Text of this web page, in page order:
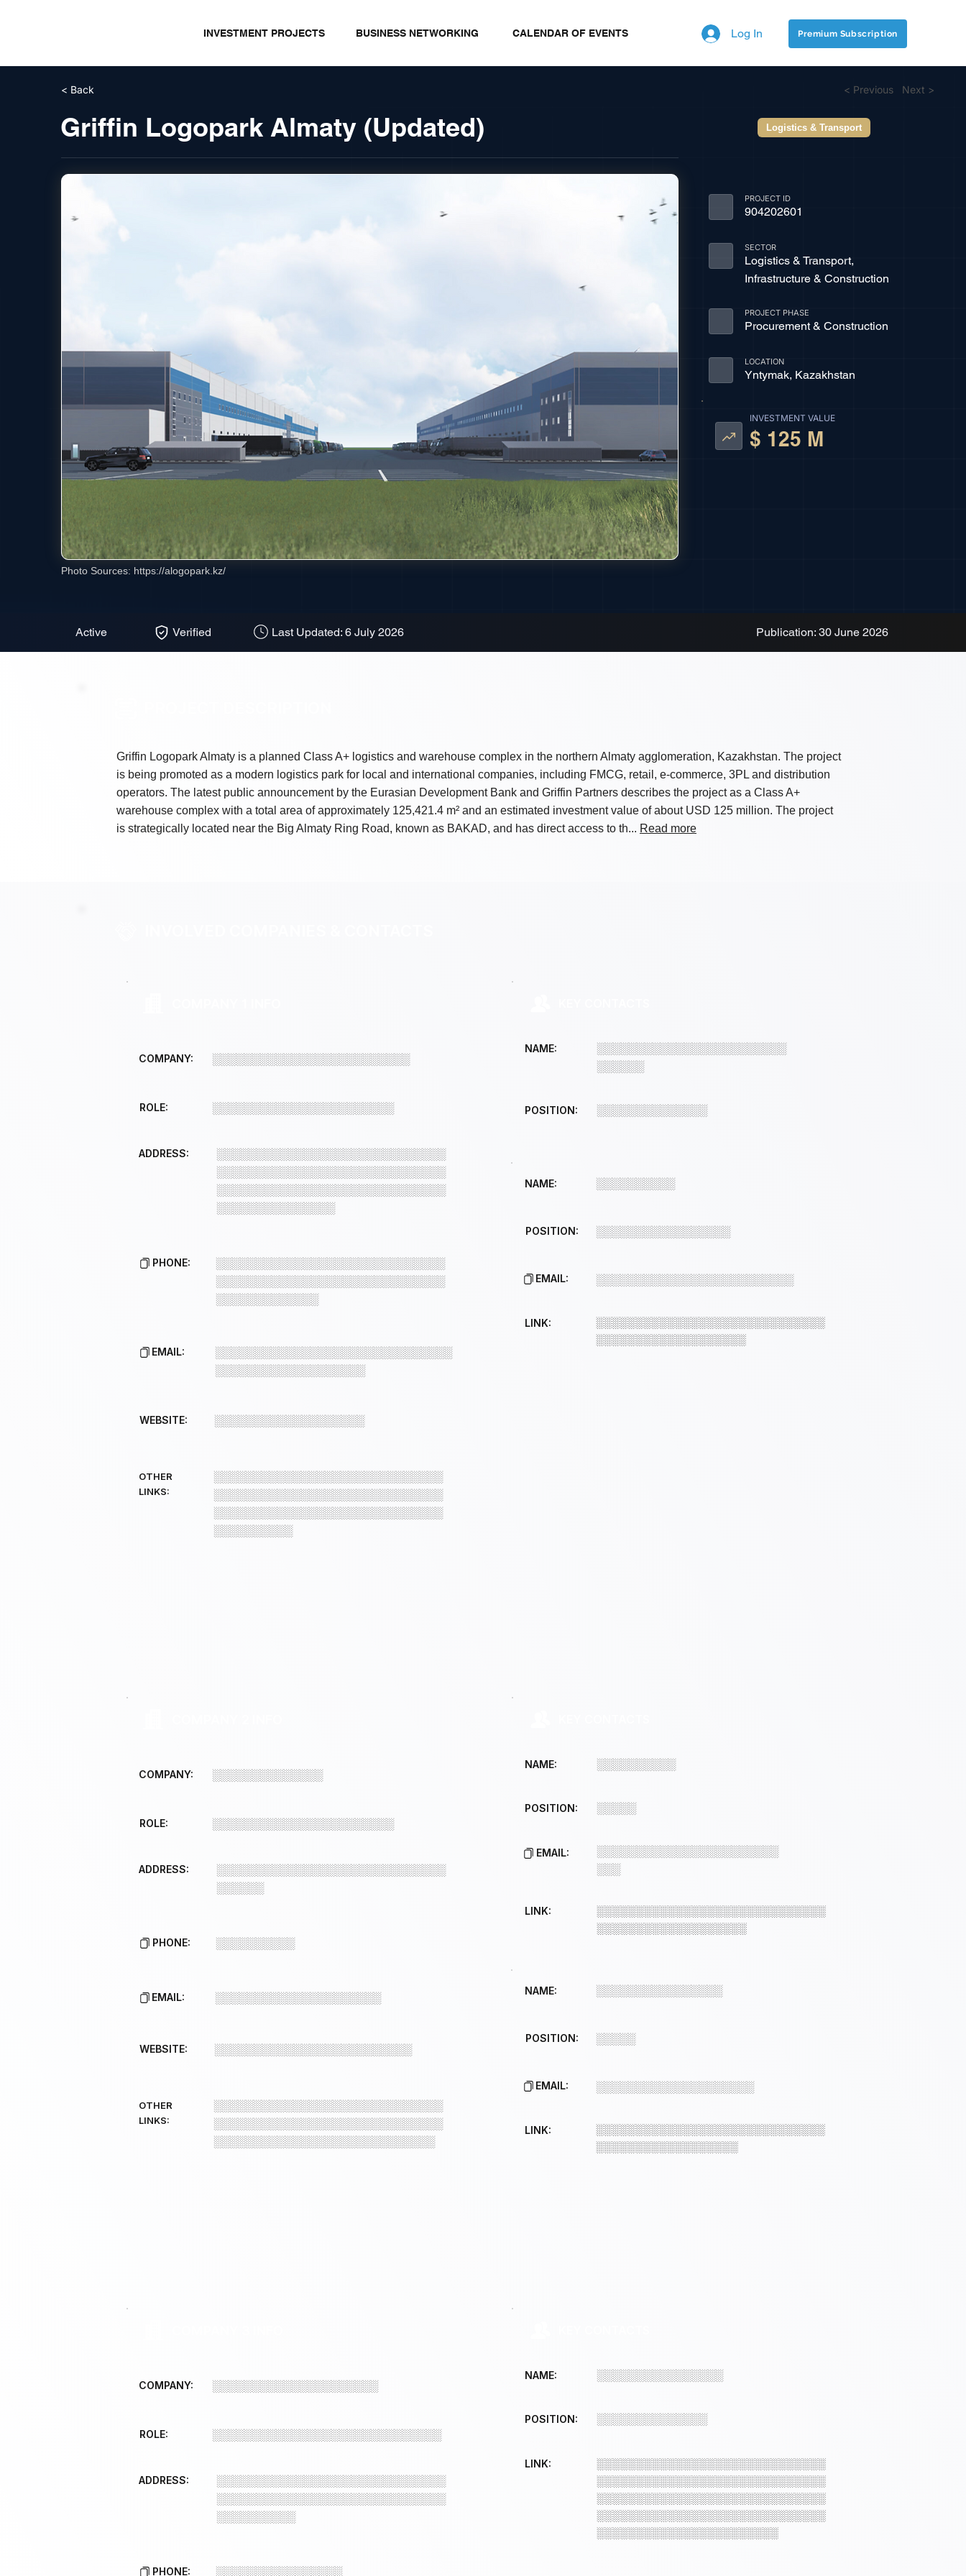
INVESTMENT PROJECTS BUSINESS NETWORKING CALENDAR OF EVENTS Log In Premium Subscription
< Back
Griffin Logopark Almaty (Updated)
< Previous Next >
Logistics & Transport
Photo Sources: https://alogopark.kz/
PROJECT ID
904202601
SECTOR
Logistics & Transport,
Infrastructure & Construction
PROJECT PHASE
Procurement & Construction
LOCATION
Yntymak, Kazakhstan
INVESTMENT VALUE
$ 125 M
Active Verified Last Updated: 6 July 2026 Publication: 30 June 2026
Griffin Logopark Almaty is a planned Class A+ logistics and warehouse complex in the northern Almaty agglomeration, Kazakhstan. The project
is being promoted as a modern logistics park for local and international companies, including FMCG, retail, e-commerce, 3PL and distribution
operators. The latest public announcement by the Eurasian Development Bank and Griffin Partners describes the project as a Class A+
warehouse complex with a total area of approximately 125,421.4 m² and an estimated investment value of about USD 125 million. The project
is strategically located near the Big Almaty Ring Road, known as BAKAD, and has direct access to th... Read more
COMPANY: ░░░░░░░░░░░░░░░░░░░░░░░░░
ROLE: ░░░░░░░░░░░░░░░░░░░░░░░
ADDRESS:
░░░░░░░░░░░░░░░░░░░░░░░░░░░░░
░░░░░░░░░░░░░░░░░░░░░░░░░░░░░
░░░░░░░░░░░░░░░░░░░░░░░░░░░░░
░░░░░░░░░░░░░░░
PHONE:
░░░░░░░░░░░░░░░░░░░░░░░░░░░░░
░░░░░░░░░░░░░░░░░░░░░░░░░░░░░
░░░░░░░░░░░░░
EMAIL:
░░░░░░░░░░░░░░░░░░░░░░░░░░░░░░
░░░░░░░░░░░░░░░░░░░
WEBSITE: ░░░░░░░░░░░░░░░░░░░
OTHER
LINKS:
░░░░░░░░░░░░░░░░░░░░░░░░░░░░░
░░░░░░░░░░░░░░░░░░░░░░░░░░░░░
░░░░░░░░░░░░░░░░░░░░░░░░░░░░░
░░░░░░░░░░
NAME:
░░░░░░░░░░░░░░░░░░░░░░░░
░░░░░░
POSITION: ░░░░░░░░░░░░░░
NAME: ░░░░░░░░░░
POSITION: ░░░░░░░░░░░░░░░░░
EMAIL: ░░░░░░░░░░░░░░░░░░░░░░░░░
LINK:
░░░░░░░░░░░░░░░░░░░░░░░░░░░░░
░░░░░░░░░░░░░░░░░░░
COMPANY: ░░░░░░░░░░░░░░
ROLE: ░░░░░░░░░░░░░░░░░░░░░░░
ADDRESS:
░░░░░░░░░░░░░░░░░░░░░░░░░░░░░
░░░░░░
PHONE: ░░░░░░░░░░
EMAIL: ░░░░░░░░░░░░░░░░░░░░░
WEBSITE: ░░░░░░░░░░░░░░░░░░░░░░░░░
OTHER
LINKS:
░░░░░░░░░░░░░░░░░░░░░░░░░░░░░
░░░░░░░░░░░░░░░░░░░░░░░░░░░░░
░░░░░░░░░░░░░░░░░░░░░░░░░░░░
NAME: ░░░░░░░░░░
POSITION: ░░░░░
EMAIL:
░░░░░░░░░░░░░░░░░░░░░░░
░░░
LINK:
░░░░░░░░░░░░░░░░░░░░░░░░░░░░░
░░░░░░░░░░░░░░░░░░░
NAME: ░░░░░░░░░░░░░░░░
POSITION: ░░░░░
EMAIL: ░░░░░░░░░░░░░░░░░░░░
LINK:
░░░░░░░░░░░░░░░░░░░░░░░░░░░░░
░░░░░░░░░░░░░░░░░░
COMPANY: ░░░░░░░░░░░░░░░░░░░░░
ROLE: ░░░░░░░░░░░░░░░░░░░░░░░░░░░░░
ADDRESS:
░░░░░░░░░░░░░░░░░░░░░░░░░░░░░
░░░░░░░░░░░░░░░░░░░░░░░░░░░░░
░░░░░░░░░░
PHONE: ░░░░░░░░░░░░░░░░
NAME: ░░░░░░░░░░░░░░░░
POSITION: ░░░░░░░░░░░░░░
LINK:
░░░░░░░░░░░░░░░░░░░░░░░░░░░░░
░░░░░░░░░░░░░░░░░░░░░░░░░░░░░
░░░░░░░░░░░░░░░░░░░░░░░░░░░░░
░░░░░░░░░░░░░░░░░░░░░░░░░░░░░
░░░░░░░░░░░░░░░░░░░░░░░